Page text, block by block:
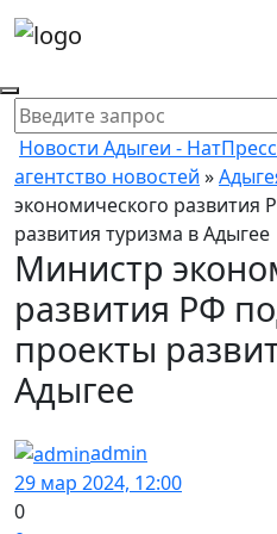
Новости Адыгеи -
агентство новостей »
экономического развития
развития туризма в Адыгее
Министр
развития РФ
проекты
Адыгее
admin
29 мар 2024, 12:00
0